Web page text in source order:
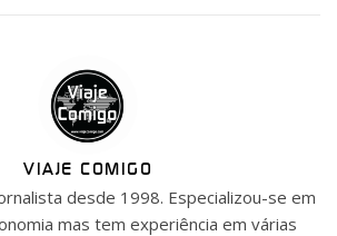
VIAJE COMIGO
desde 1998. Especializou-se em
mas tem experiência em várias